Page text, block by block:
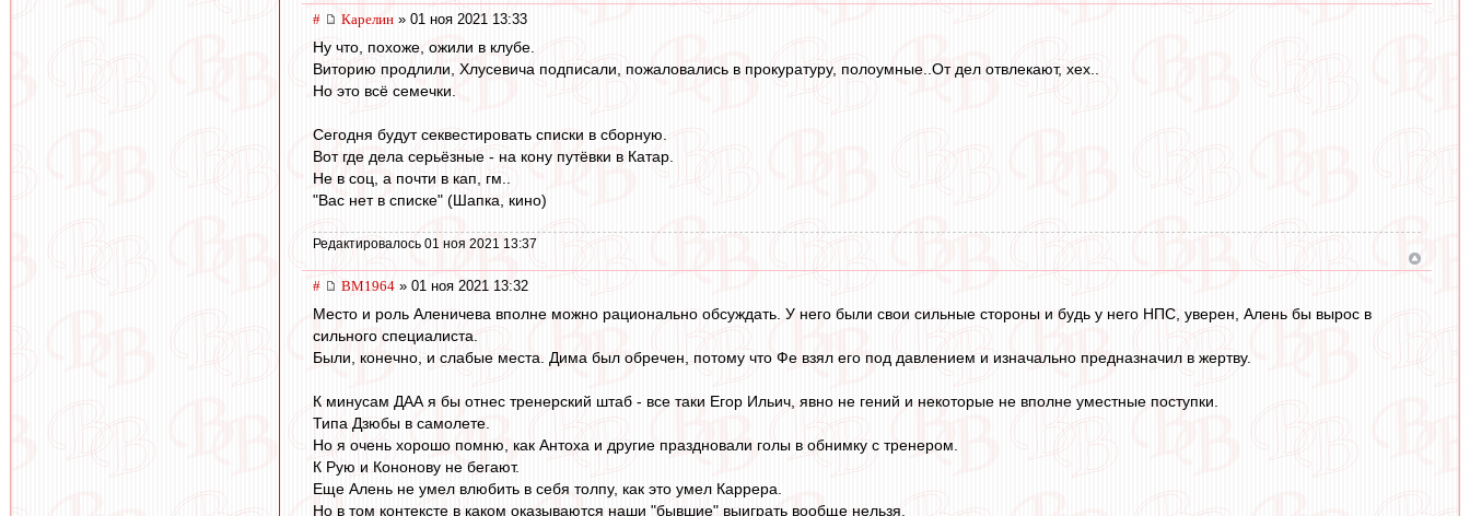
# Карелин » 01 ноя 2021 13:33
Ну что, похоже, ожили в клубе.
Виторию продлили, Хлусевича подписали, пожаловались в прокуратуру, полоумные..От дел отвлекают, хех..
Но это всё семечки.
Сегодня будут секвестировать списки в сборную.
Вот где дела серьёзные - на кону путёвки в Катар.
Не в соц, а почти в кап, гм..
"Вас нет в списке" (Шапка, кино)
Редактировалось 01 ноя 2021 13:37
# BM1964 » 01 ноя 2021 13:32
Место и роль Аленичева вполне можно рационально обсуждать. У него были свои сильные стороны и будь у него НПС, уверен, Алень бы вырос в
сильного специалиста.
Были, конечно, и слабые места. Дима был обречен, потому что Фе взял его под давлением и изначально предназначил в жертву.
К минусам ДАА я бы отнес тренерский штаб - все таки Егор Ильич, явно не гений и некоторые не вполне уместные поступки.
Типа Дзюбы в самолете.
Но я очень хорошо помню, как Антоха и другие праздновали голы в обнимку с тренером.
К Рую и Кононову не бегают.
Еще Алень не умел влюбить в себя толпу, как это умел Каррера.
Но в том контексте в каком оказываются наши "бывшие" выиграть вообще нельзя.